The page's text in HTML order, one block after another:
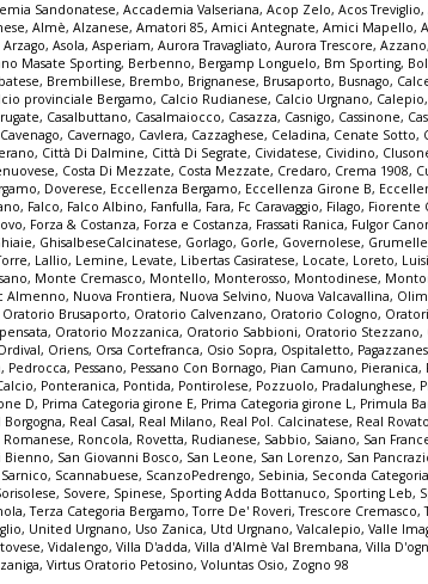
Sandonatese,Accademia Valseriana,Acop Zelo,Acos Treviglio,
,Almè,Alzanese,Amatori 85,Amici Antegnate,Amici Mapello,
Arzago,Asola,Asperiam,Aurora Travagliato,Aurora Trescore,Azzano,
Masate Sporting, Berbenno, Bergamp Longuelo, Bm Sporting,
, Brembillese, Brembo, Brignanese, Brusaporto, Busnago,
provinciale Bergamo, Calcio Rudianese, Calcio Urgnano, Calepio,
, Casalbuttano, Casalmaiocco, Casazza, Casnigo, Cassinone,
Cavenago, Cavernago, Cavlera, Cazzaghese, Celadina, Cenate Sotto,
, Città Di Dalmine, Città Di Segrate, Cividatese, Cividino,
, Costa Di Mezzate, Costa Mezzate, Credaro, Crema 1908,
, Doverese, Eccellenza Bergamo, Eccellenza Girone B,
, Falco, Falco Albino, Fanfulla, Fara, Fc Caravaggio, Filago, Fiorente
, Forza & Costanza, Forza e Costanza, Frassati Ranica, Fulgor
, GhisalbeseCalcinatese, Gorlago, Gorle, Governolese,
, Lallio, Lemine, Levate, Libertas Casiratese, Locate, Loreto,
, Monte Cremasco, Montello, Monterosso, Montodinese,
Almenno, Nuova Frontiera, Nuova Selvino, Nuova Valcavallina,
Oratorio Brusaporto, Oratorio Calvenzano, Oratorio Cologno,
, Oratorio Mozzanica, Oratorio Sabbioni, Oratorio Stezzano,
, Oriens, Orsa Cortefranca, Osio Sopra, Ospitaletto,
, Pedrocca, Pessano, Pessano Con Bornago, Pian Camuno, Pieranica,
, Ponteranica, Pontida, Pontirolese, Pozzuolo, Pradalunghese,
D, Prima Categoria girone E, Prima Categoria girone L, Primula
Borgogna, Real Casal, Real Milano, Real Pol. Calcinatese, Real
Romanese, Roncola, Rovetta, Rudianese, Sabbio, Saiano, San
Bienno, San Giovanni Bosco, San Leone, San Lorenzo, San
Sarnico, Scannabuese, ScanzoPedrengo, Sebinia, Seconda
, Sovere, Spinese, Sporting Adda Bottanuco, Sporting Leb,
,Terza Categoria Bergamo,Torre De' Roveri,Trescore Cremasco,
, United Urgnano, Uso Zanica, Utd Urgnano,Valcalepio,Valle
,Vidalengo,Villa D'adda,Villa d'Almè Val Brembana,Villa
,Virtus Oratorio Petosino,Voluntas Osio, Zogno 98